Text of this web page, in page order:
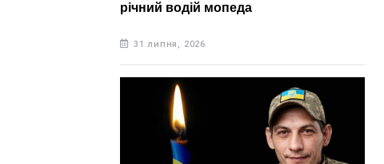
річний водій мопеда
31 липня, 2026